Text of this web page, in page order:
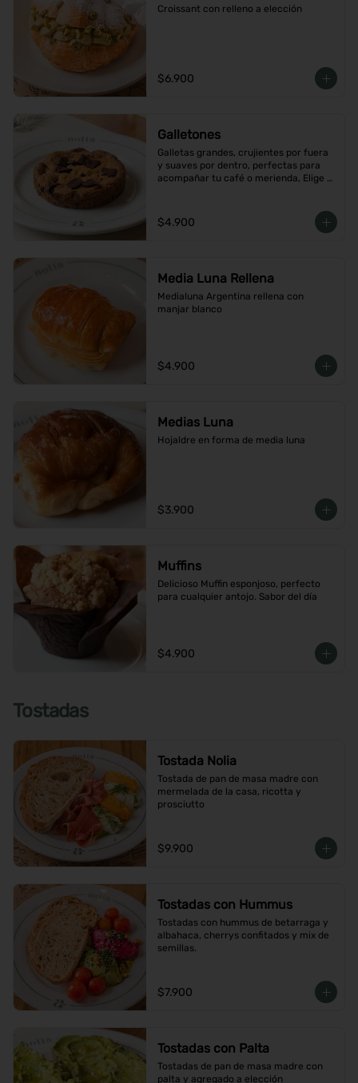
Croissant con relleno a elección
$6.900
Galletones
Galletas grandes, crujientes por fuera
y suaves por dentro, perfectas para
acompañar tu café o merienda, Elige
$4.900
Media Luna Rellena
Medialuna Argentina rellena con
manjar blanco
$4.900
Medias Luna
Hojaldre en forma de media luna
$3.900
Muffins
Delicioso Muffin esponjoso, perfecto
para cualquier antojo. Sabor del día
$4.900
Tostadas
Tostada Nolia
Tostada de pan de masa madre con
mermelada de la casa, ricotta y
prosciutto
$9.900
Tostadas con Hummus
Tostadas con hummus de betarraga y
albahaca, cherrys confitados y mix de
semillas.
$7.900
Tostadas con Palta
Tostadas de pan de masa madre con
palta y agregado a elección